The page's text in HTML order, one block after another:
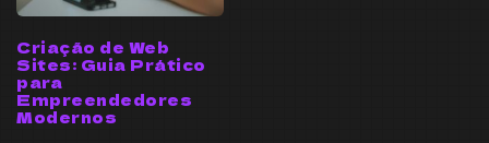
Criação de Web
Sites: Guia Prático
para
Empreendedores
Modernos